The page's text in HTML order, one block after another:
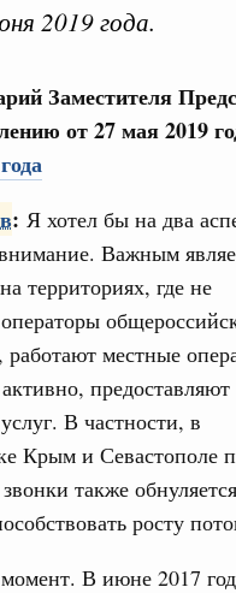
2019 года.
Заместителя
от 27 мая 2019
: Я хотел бы на два
Важным
территориях, где не
работают местные
предоставляют
В частности, в
Крым и Севастополе
также
росту
В июне 2017
по
о
по
посвящённой
«Экологическое
объём
понедельник
в сфере торговли.